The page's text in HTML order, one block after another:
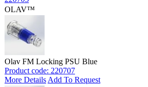
OLAV™
Olav FM Locking PSU Blue
Product code: 220707
More Details Add To Request